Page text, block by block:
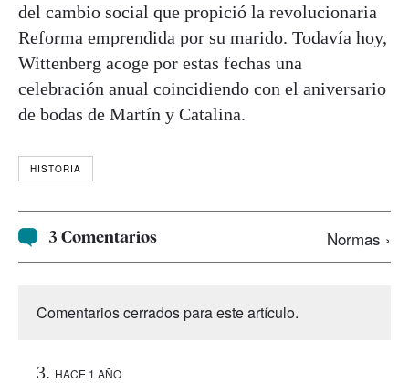
del cambio social que propició la revolucionaria
Reforma emprendida por su marido. Todavía hoy,
Wittenberg acoge por estas fechas una
celebración anual coincidiendo con el aniversario
de bodas de Martín y Catalina.
HISTORIA
3 Comentarios Normas ›
Comentarios cerrados para este artículo.
HACE 1 AÑO